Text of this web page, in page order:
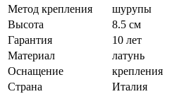
Метод крепления
шурупы
Высота
8.5 см
Гарантия
10 лет
Материал
латунь
Оснащение
крепления
Страна
Италия